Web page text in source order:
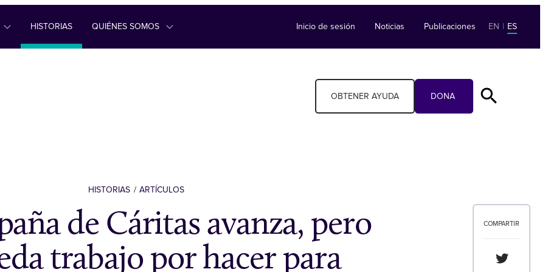
HISTORIAS QUIÉNES SOMOS Inicio de sesión Noticias Publicaciones EN | ES
OBTENER AYUDA DONA
COMPARTIR
HISTORIAS ARTÍCULOS
de Cáritas avanza, pero
trabajo por hacer para